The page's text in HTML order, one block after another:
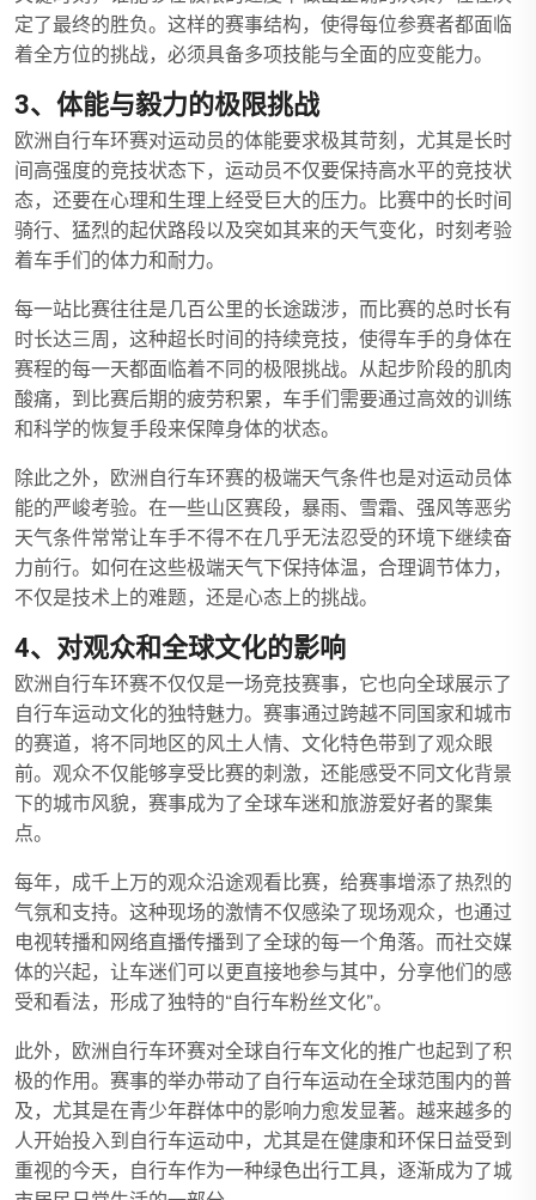
定了最终的胜负。这样的赛事结构，使得每位参赛者都面临
着全方位的挑战，必须具备多项技能与全面的应变能力。
3、体能与毅力的极限挑战
欧洲自行车环赛对运动员的体能要求极其苛刻，尤其是长时
间高强度的竞技状态下，运动员不仅要保持高水平的竞技状
态，还要在心理和生理上经受巨大的压力。比赛中的长时间
骑行、猛烈的起伏路段以及突如其来的天气变化，时刻考验
着车手们的体力和耐力。
每一站比赛往往是几百公里的长途跋涉，而比赛的总时长有
时长达三周，这种超长时间的持续竞技，使得车手的身体在
赛程的每一天都面临着不同的极限挑战。从起步阶段的肌肉
酸痛，到比赛后期的疲劳积累，车手们需要通过高效的训练
和科学的恢复手段来保障身体的状态。
除此之外，欧洲自行车环赛的极端天气条件也是对运动员体
能的严峻考验。在一些山区赛段，暴雨、雪霜、强风等恶劣
天气条件常常让车手不得不在几乎无法忍受的环境下继续奋
力前行。如何在这些极端天气下保持体温，合理调节体力，
不仅是技术上的难题，还是心态上的挑战。
4、对观众和全球文化的影响
欧洲自行车环赛不仅仅是一场竞技赛事，它也向全球展示了
自行车运动文化的独特魅力。赛事通过跨越不同国家和城市
的赛道，将不同地区的风土人情、文化特色带到了观众眼
前。观众不仅能够享受比赛的刺激，还能感受不同文化背景
下的城市风貌，赛事成为了全球车迷和旅游爱好者的聚集
点。
每年，成千上万的观众沿途观看比赛，给赛事增添了热烈的
气氛和支持。这种现场的激情不仅感染了现场观众，也通过
电视转播和网络直播传播到了全球的每一个角落。而社交媒
体的兴起，让车迷们可以更直接地参与其中，分享他们的感
受和看法，形成了独特的“自行车粉丝文化”。
此外，欧洲自行车环赛对全球自行车文化的推广也起到了积
极的作用。赛事的举办带动了自行车运动在全球范围内的普
及，尤其是在青少年群体中的影响力愈发显著。越来越多的
人开始投入到自行车运动中，尤其是在健康和环保日益受到
重视的今天，自行车作为一种绿色出行工具，逐渐成为了城